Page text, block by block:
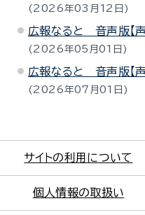
2026年03月12日
広報なると 音声版【
2026年05月01日
広報なると 音声版【
2026年07月01日
サイトの利用について
個人情報の取扱い